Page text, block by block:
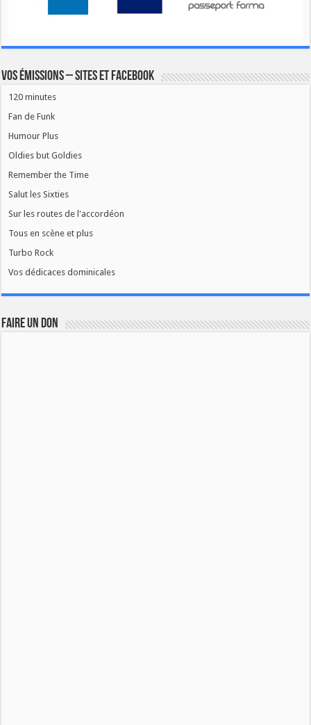
Vos émissions – Sites et Facebook
120 minutes
Fan de Funk
Humour Plus
Oldies but Goldies
Remember the Time
Salut les Sixties
Sur les routes de l'accordéon
Tous en scène et plus
Turbo Rock
Vos dédicaces dominicales
FAIRE UN DON